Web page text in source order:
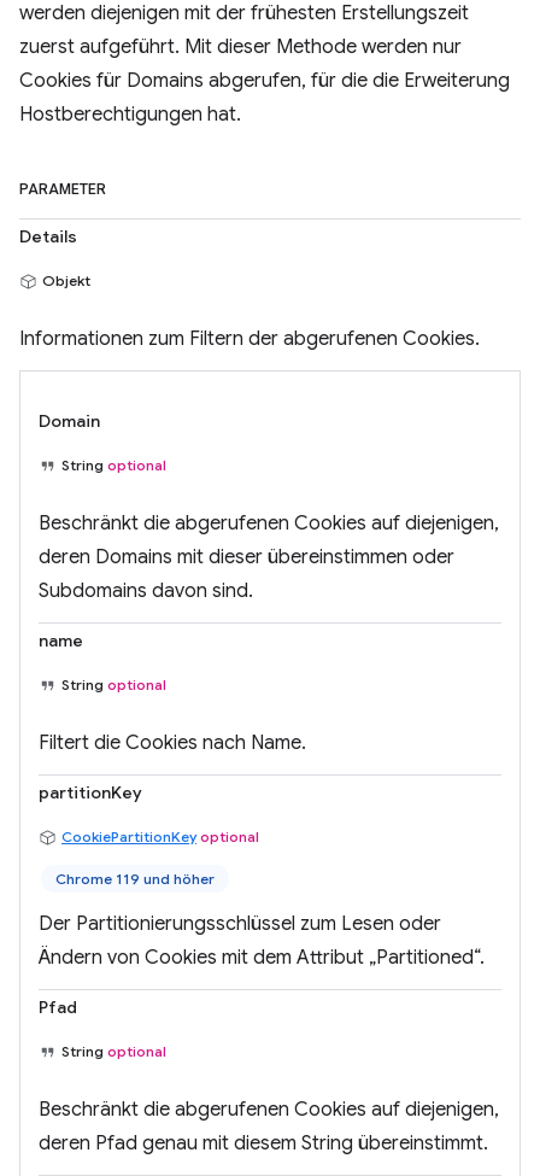
werden diejenigen mit der frühesten Erstellungszeit
zuerst aufgeführt. Mit dieser Methode werden nur
Cookies für Domains abgerufen, für die die Erweiterung
Hostberechtigungen hat.
PARAMETER
Details
Objekt
Informationen zum Filtern der abgerufenen Cookies.
Domain
String optional
Beschränkt die abgerufenen Cookies auf diejenigen,
deren Domains mit dieser übereinstimmen oder
Subdomains davon sind.
name
String optional
Filtert die Cookies nach Name.
partitionKey
CookiePartitionKey optional
Chrome 119 und höher
Der Partitionierungsschlüssel zum Lesen oder
Ändern von Cookies mit dem Attribut „Partitioned“.
Pfad
String optional
Beschränkt die abgerufenen Cookies auf diejenigen,
deren Pfad genau mit diesem String übereinstimmt.